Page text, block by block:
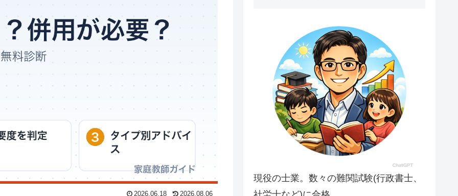
2026.06.18 2026.08.06
現役の士業。数々の難関試験(行政書士、